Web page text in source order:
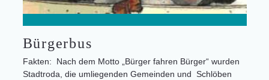
Bürgerbus
Fakten: Nach dem Motto „Bürger fahren Bürger“ wurden
Stadtroda, die umliegenden Gemeinden und Schlöben